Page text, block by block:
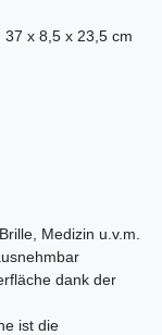
x 8,5 x 23,5 cm
Medizin u.v.m.
dank der
ist die